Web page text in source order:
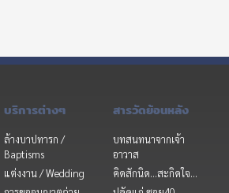
บริการต่างๆ
ล้างบาปทารก /
Baptisms
แต่งงาน / Wedding
สารวัดย้อนหลัง
บทสนทนาจากเจ้า
อาวาส
คิดสักนิด...สะกิดใจ...